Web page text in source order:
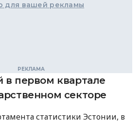
для вашей рекламы
в первом квартале
секторе
статистики Эстонии, в